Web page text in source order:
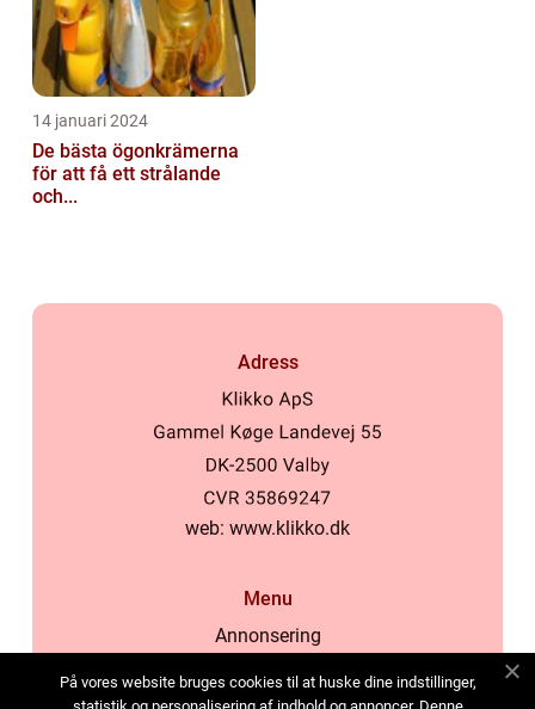
14 januari 2024
De bästa ögonkrämerna
för att få ett strålande
och...
Adress
web: www.klikko.dk
Menu
Annonsering
Cookies
På vores website bruges cookies til at huske dine indstillinger,